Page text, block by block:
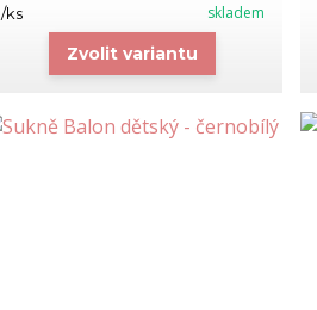
/ks skladem
Zvolit variantu